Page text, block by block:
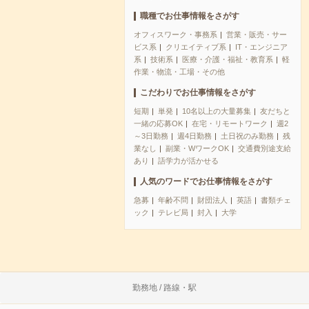
職種でお仕事情報をさがす
オフィスワーク・事務系
営業・販売・サー
ビス系
クリエイティブ系
IT・エンジニア
系
技術系 医療・介護・福祉・教育系
軽
作業・物流・工場・その他
こだわりでお仕事情報をさがす
短期 単発 10名以上の大量募集
友だちと
一緒の応募OK
在宅・リモートワーク
週2
～3日勤務
週4日勤務 土日祝のみ勤務
残
業なし
副業・WワークOK
交通費別途支給
あり
語学力が活かせる
人気のワードでお仕事情報をさがす
急募 年齢不問 財団法人 英語
書類チェ
ック
テレビ局 封入 大学
勤務地 / 路線・駅